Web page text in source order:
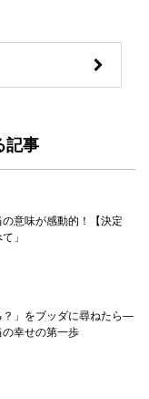
記事
意味が感動的！【決定
」
？」をブッダに尋ねたら―
幸せの第一歩